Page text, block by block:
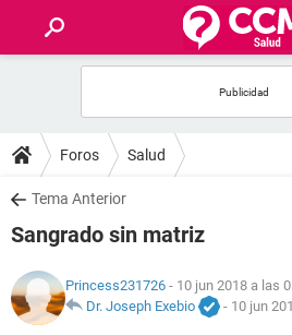
FOROS
SALUD
FAMILIA
NUTRICIÓN
Foros Salud
Tema Anterior
Sangrado sin matriz
Princess231726 - 10 jun 2018 a las
Dr. Joseph Exebio
- 10 jun